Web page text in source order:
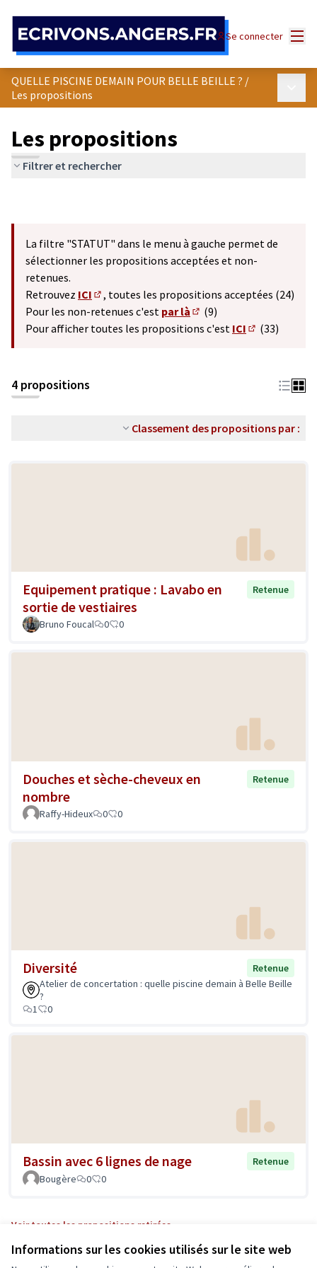
Informations sur les cookies utilisés sur le site web
Se connecter
QUELLE PISCINE DEMAIN POUR BELLE BEILLE ? /
Les propositions
Les propositions
Filtrer et rechercher
La filtre "STATUT" dans le menu à gauche permet de
sélectionner les propositions acceptées et non-
retenues.
Retrouvez ICI
(S'ouvre dans un nouvel onglet)
, toutes les propositions acceptées (24)
Pour les non-retenues c'est par là
(S'ouvre dans un nouvel
(9)
Pour afficher toutes les propositions c'est ICI
(33)
4 propositions
Classement des propositions par :
Equipement pratique : Lavabo en
sortie de vestiaires
Retenue
Bruno Foucal 0 0
Douches et sèche-cheveux en
nombre
Retenue
Raffy-Hideux 0 0
Diversité
Retenue
Atelier de concertation : quelle piscine demain à Belle Beille
?
1
0
Bassin avec 6 lignes de nage
Retenue
Bougère
0 0
Voir toutes les propositions retirées